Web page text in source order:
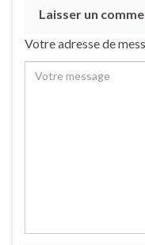
Laisser un
Votre adresse de